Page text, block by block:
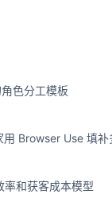
色分工模板
Browser Use 填补
率和获客成本模型